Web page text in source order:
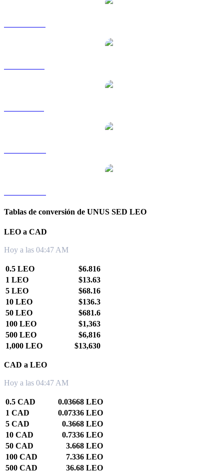
Tablas de conversión de UNUS SED LEO
LEO a CAD
Hoy a las 04:47 AM
0.5 LEO
$6.816
1 LEO
$13.63
5 LEO
$68.16
10 LEO
$136.3
50 LEO
$681.6
100 LEO
$1,363
500 LEO
$6,816
1,000 LEO
$13,630
CAD a LEO
Hoy a las 04:47 AM
0.5 CAD
0.03668 LEO
1 CAD
0.07336 LEO
5 CAD
0.3668 LEO
10 CAD
0.7336 LEO
50 CAD
3.668 LEO
100 CAD
7.336 LEO
500 CAD
36.68 LEO